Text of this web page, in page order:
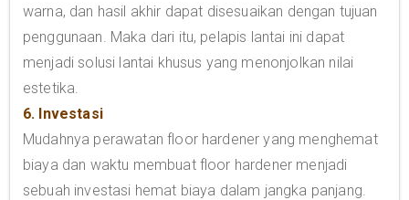
warna, dan hasil akhir dapat disesuaikan dengan tujuan
penggunaan. Maka dari itu, pelapis lantai ini dapat
menjadi solusi lantai khusus yang menonjolkan nilai
estetika.
6. Investasi
Mudahnya perawatan floor hardener yang menghemat
biaya dan waktu membuat floor hardener menjadi
sebuah investasi hemat biaya dalam jangka panjang.